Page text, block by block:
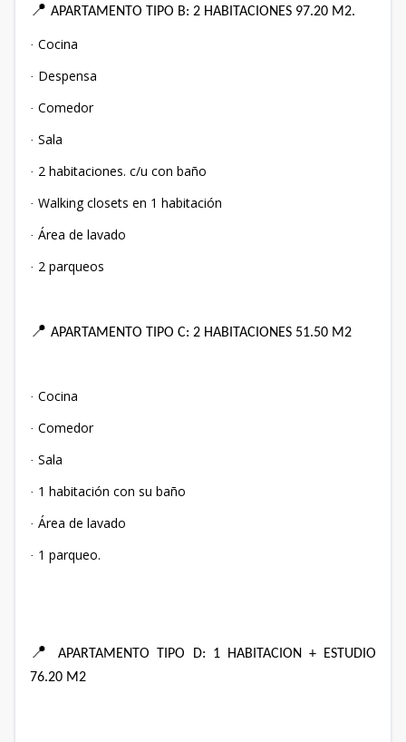
📍 APARTAMENTO TIPO B: 2 HABITACIONES 97.20 M2.
· Cocina
· Despensa
· Comedor
· Sala
· 2 habitaciones. c/u con baño
· Walking closets en 1 habitación
· Área de lavado
· 2 parqueos
📍 APARTAMENTO TIPO C: 2 HABITACIONES 51.50 M2
· Cocina
· Comedor
· Sala
· 1 habitación con su baño
· Área de lavado
· 1 parqueo.
📍
APARTAMENTO TIPO D: 1 HABITACION + ESTUDIO
76.20 M2